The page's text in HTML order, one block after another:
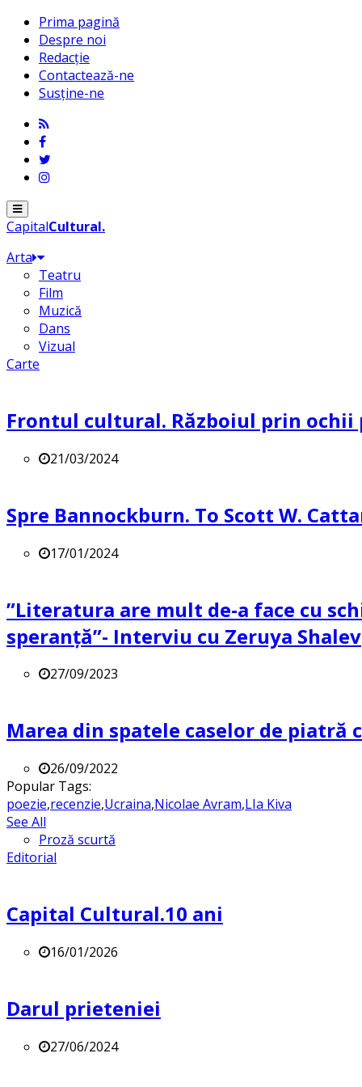
Prima pagină
Despre noi
Redacție
Contactează-ne
Susține-ne
Menu
CapitalCultural.
Arta
Teatru
Film
Muzică
Dans
Vizual
Carte
Frontul cultural. Războiul prin
21/03/2024
Spre Bannockburn. To Scott W.
17/01/2024
”Literatura are mult de-a face cu
speranță”- Interviu cu Zeruya Shalev
27/09/2023
Marea din spatele caselor de piatră
26/09/2022
Popular Tags:
poezie,recenzie,Ucraina,Nicolae Avram,LIa Kiva
See All
Proză scurtă
Editorial
Capital Cultural.10 ani
16/01/2026
Darul prieteniei
27/06/2024